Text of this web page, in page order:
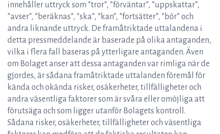
innehåller uttryck som ”tror”, ”förväntar”, ”uppskattar”,
”avser”, ”beräknas”, ”ska”, ”kan”, ”fortsätter”, ”bör” och
andra liknande uttryck. De framåtriktade uttalandena i
detta pressmeddelande är baserade på olika antaganden,
vilka i flera fall baseras på ytterligare antaganden. Även
om Bolaget anser att dessa antaganden var rimliga när de
gjordes, är sådana framåtriktade uttalanden föremål för
kända och okända risker, osäkerheter, tillfälligheter och
andra väsentliga faktorer som är svåra eller omöjliga att
förutsäga och som ligger utanför Bolagets kontroll.
Sådana risker, osäkerheter, tillfälligheter och väsentliga